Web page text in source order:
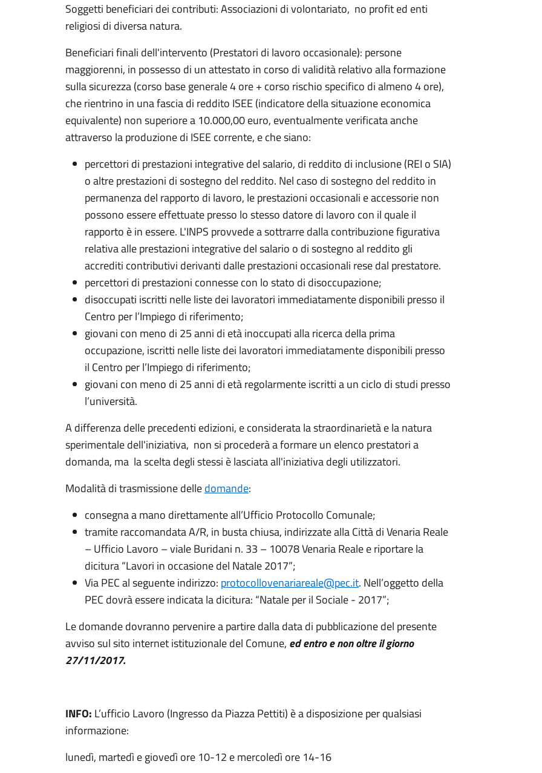
Soggetti beneficiari dei contributi: Associazioni di volontariato, no profit ed enti
religiosi di diversa natura.
Beneficiari finali dell'intervento (Prestatori di lavoro occasionale): persone
maggiorenni, in possesso di un attestato in corso di validità relativo alla formazione
sulla sicurezza (corso base generale 4 ore + corso rischio specifico di almeno 4 ore),
che rientrino in una fascia di reddito ISEE (indicatore della situazione economica
equivalente) non superiore a 10.000,00 euro, eventualmente verificata anche
attraverso la produzione di ISEE corrente, e che siano:
percettori di prestazioni integrative del salario, di reddito di inclusione (REI o SIA)
o altre prestazioni di sostegno del reddito. Nel caso di sostegno del reddito in
permanenza del rapporto di lavoro, le prestazioni occasionali e accessorie non
possono essere effettuate presso lo stesso datore di lavoro con il quale il
rapporto è in essere. L'INPS provvede a sottrarre dalla contribuzione figurativa
relativa alle prestazioni integrative del salario o di sostegno al reddito gli
accrediti contributivi derivanti dalle prestazioni occasionali rese dal prestatore.
percettori di prestazioni connesse con lo stato di disoccupazione;
disoccupati iscritti nelle liste dei lavoratori immediatamente disponibili presso il
Centro per l’Impiego di riferimento;
giovani con meno di 25 anni di età inoccupati alla ricerca della prima
occupazione, iscritti nelle liste dei lavoratori immediatamente disponibili presso
il Centro per l’Impiego di riferimento;
giovani con meno di 25 anni di età regolarmente iscritti a un ciclo di studi presso
l’università.
A differenza delle precedenti edizioni, e considerata la straordinarietà e la natura
sperimentale dell'iniziativa, non si procederà a formare un elenco prestatori a
domanda, ma la scelta degli stessi è lasciata all'iniziativa degli utilizzatori.
Modalità di trasmissione delledomande:
consegna a mano direttamente all’Ufficio Protocollo Comunale;
tramite raccomandata A/R, in busta chiusa, indirizzate alla Città di Venaria Reale
– Ufficio Lavoro – viale Buridani n. 33 – 10078 Venaria Reale e riportare la
dicitura “Lavori in occasione del Natale 2017”;
Via PEC al seguente indirizzo: protocollovenariareale@pec.it. Nell’oggetto della
PEC dovrà essere indicata la dicitura: “Natale per il Sociale - 2017”;
Le domande dovranno pervenire a partire dalla data di pubblicazione del presente
avviso sul sito internet istituzionale del Comune, ed entro e non oltre il giorno
27/11/2017.
INFO: L’ufficio Lavoro (Ingresso da Piazza Pettiti) è a disposizione per qualsiasi
informazione:
lunedì, martedì e giovedì ore 10-12 e mercoledì ore 14-16